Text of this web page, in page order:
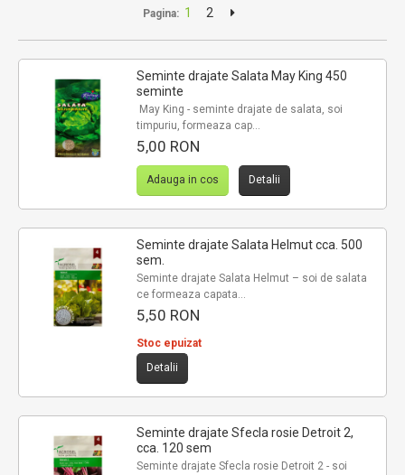
Pagina: 1 2
Seminte drajate Salata May King 450
seminte
May King - seminte drajate de salata, soi
timpuriu, formeaza cap...
5,00 RON
Adauga in cos Detalii
Seminte drajate Salata Helmut cca. 500
sem.
Seminte drajate Salata Helmut – soi de salata
ce formeaza capata...
5,50 RON
Stoc epuizat
Detalii
Seminte drajate Sfecla rosie Detroit 2,
cca. 120 sem
Seminte drajate Sfecla rosie Detroit 2 - soi